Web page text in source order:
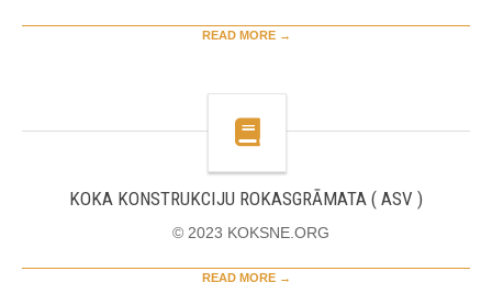
READ MORE →
KOKA KONSTRUKCIJU ROKASGRĀMATA ( ASV )
© 2023 KOKSNE.ORG
READ MORE →